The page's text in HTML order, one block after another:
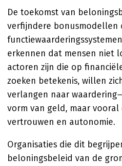
De toekomst van
verfijndere bonusmodellen
erkennen dat mensen niet
actoren zijn die op
zoeken betekenis, willen
verlangen naar
vorm van geld, maar
vertrouwen en autonomie.
Organisaties die dit
beloningsbeleid van de